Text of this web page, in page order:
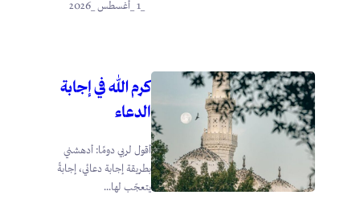
_1 _أغسطس _2026
كرم الله في إجابة
الدعاء
أقول لربي دومًا: أدهشني
بطريقة إجابة دعائي، إجابةً
يتعجّب لها...